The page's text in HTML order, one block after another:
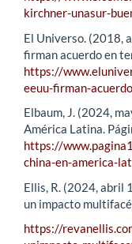
kirchner-unasur-
El Universo. (2018,
firman acuerdo en
https://
eeuu-firman-
Elbaum, J. (2024,
América Latina.
https://
china-en-america-
Ellis, R. (2024, abril
un impacto
https://